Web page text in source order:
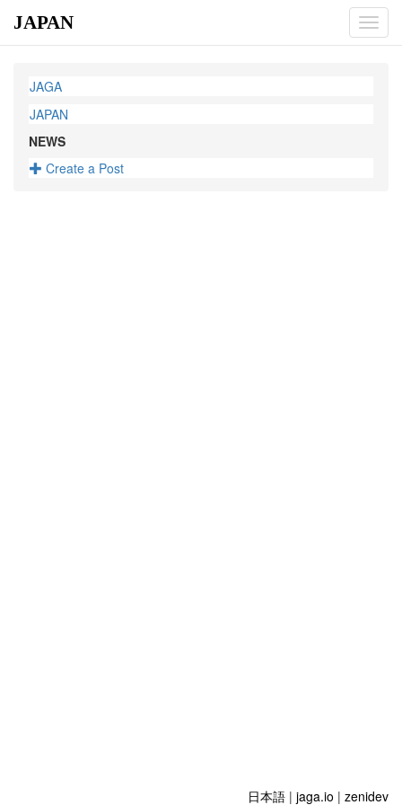
JAPAN
JAGA
JAPAN
NEWS
Create a Post
日本語 | jaga.io | zenidev